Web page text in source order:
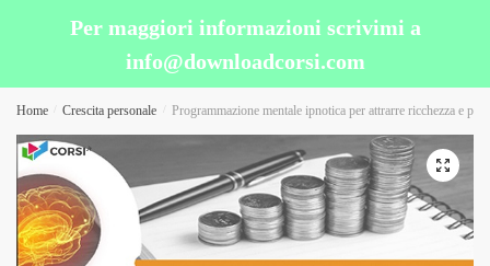
Per maggiori informazioni scrivimi a
info@downloadcorsi.com
Home Crescita personale Programmazione mentale ipnotica per attrarre ricchezza e
🔍